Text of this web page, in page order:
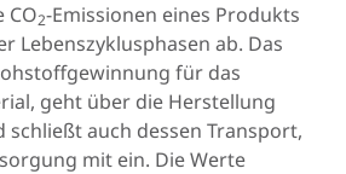
CO2-Emissionen eines Produkts
Lebenszyklusphasen ab. Das
für das
geht über die Herstellung
schließt auch dessen Transport,
mit ein. Die Werte